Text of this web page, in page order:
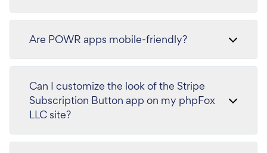
Are POWR apps mobile-friendly?
Can I customize the look of the Stripe
Subscription Button app on my phpFox
LLC site?